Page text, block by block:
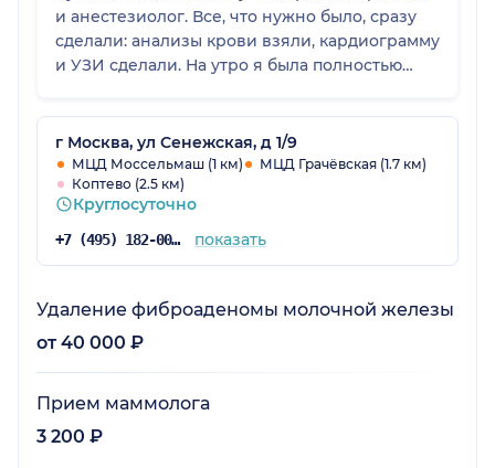
и анестезиолог. Все, что нужно было, сразу
сделали: анализы крови взяли, кардиограмму
и УЗИ сделали. На утро я была полностью
нормальные, грамотные, приветливые, все
объяснили, подготовили к операции.
Настолько добрая и радушная обстановка,
что даже не страшно было. Потом я открыла
глаза, анестезиолог сидит рядом, спросила,
как чувствую себя, и не отходила, пока меня
г Москва, ул Сенежская, д 1/9
МЦД Моссельмаш (1 км)
МЦД Грачёвская (1.7 км)
Коптево (2.5 км)
Круглосуточно
+7 (495) 182-00-85 показать
Удаление фиброаденомы молочной железы
от 40 000 ₽
Прием маммолога
3 200 ₽